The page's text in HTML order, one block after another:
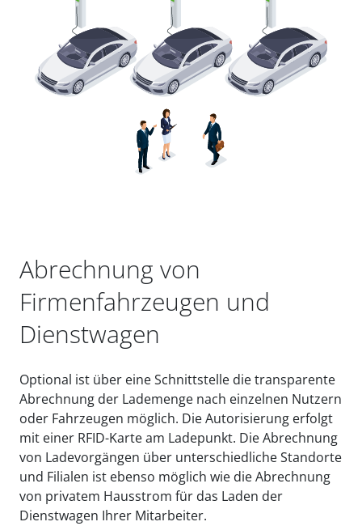
Abrechnung von
Firmenfahrzeugen und
Dienstwagen
Optional ist über eine Schnittstelle die transparente
Abrechnung der Lademenge nach einzelnen Nutzern
oder Fahrzeugen möglich. Die Autorisierung erfolgt
mit einer RFID-Karte am Ladepunkt. Die Abrechnung
von Ladevorgängen über unterschiedliche Standorte
und Filialen ist ebenso möglich wie die Abrechnung
von privatem Hausstrom für das Laden der
Dienstwagen Ihrer Mitarbeiter.